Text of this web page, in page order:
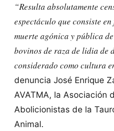
“Resulta absolutamente
espectáculo que consiste
muerte agónica y pública
bovinos de raza de lidia de
considerado como cultura
denuncia José Enrique
AVATMA, la Asociación
Abolicionistas de la
Animal.